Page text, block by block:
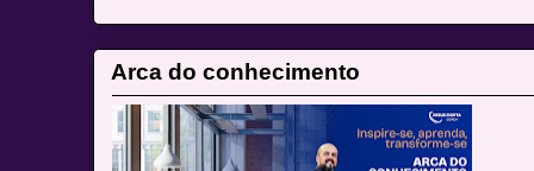
Arca do conhecimento